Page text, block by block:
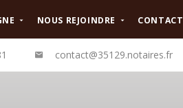
NOUS REJOINDRE CONTACT
contact@35129.notaires.fr